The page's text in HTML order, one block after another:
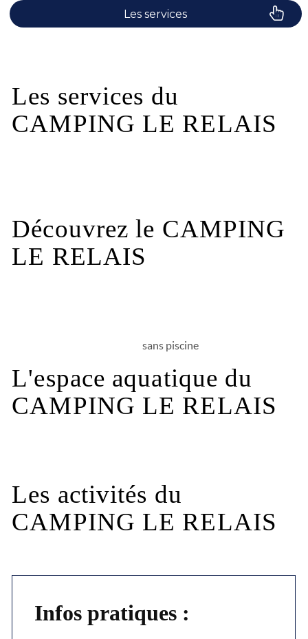
Les services
Les activités
Les services du
CAMPING LE RELAIS
Découvrez le CAMPING
LE RELAIS
sans piscine
L'espace aquatique du
CAMPING LE RELAIS
Les activités du
CAMPING LE RELAIS
Infos pratiques :